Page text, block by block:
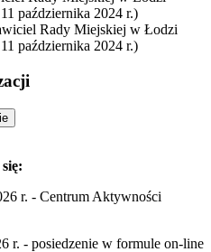
11 października 2024 r.)
Rady Miejskiej w Łodzi
11 października 2024 r.)
r. - Centrum Aktywności
r. - posiedzenie w formule on-line